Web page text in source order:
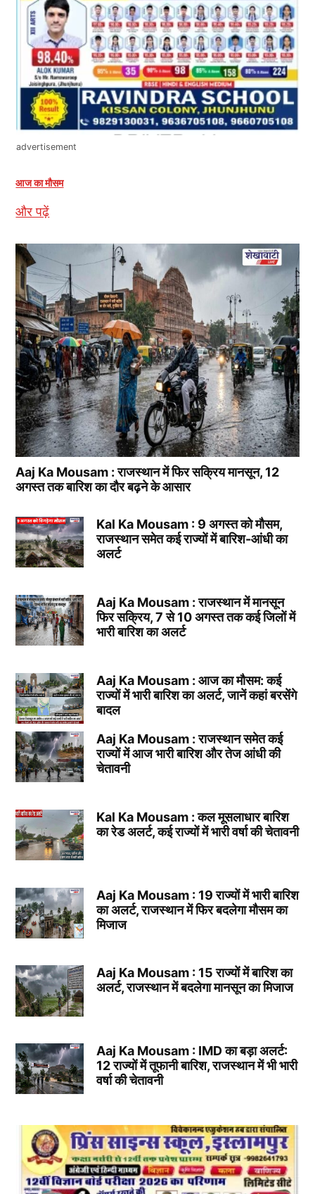
advertisement
आज का मौसम
और पढ़ें
Aaj Ka Mousam : राजस्थान में फिर सक्रिय मानसून, 12
अगस्त तक बारिश का दौर बढ़ने के आसार
Kal Ka Mousam : 9 अगस्त को मौसम,
राजस्थान समेत कई राज्यों में बारिश-आंधी का
अलर्ट
Aaj Ka Mousam : राजस्थान में मानसून
फिर सक्रिय, 7 से 10 अगस्त तक कई जिलों में
भारी बारिश का अलर्ट
Aaj Ka Mousam : आज का मौसम: कई
राज्यों में भारी बारिश का अलर्ट, जानें कहां बरसेंगे
बादल
Aaj Ka Mousam : राजस्थान समेत कई
राज्यों में आज भारी बारिश और तेज आंधी की
चेतावनी
Kal Ka Mousam : कल मूसलाधार बारिश
का रेड अलर्ट, कई राज्यों में भारी वर्षा की चेतावनी
Aaj Ka Mousam : 19 राज्यों में भारी बारिश
का अलर्ट, राजस्थान में फिर बदलेगा मौसम का
मिजाज
Aaj Ka Mousam : 15 राज्यों में बारिश का
अलर्ट, राजस्थान में बदलेगा मानसून का मिजाज
Aaj Ka Mousam : IMD का बड़ा अलर्ट:
12 राज्यों में तूफानी बारिश, राजस्थान में भी भारी
वर्षा की चेतावनी